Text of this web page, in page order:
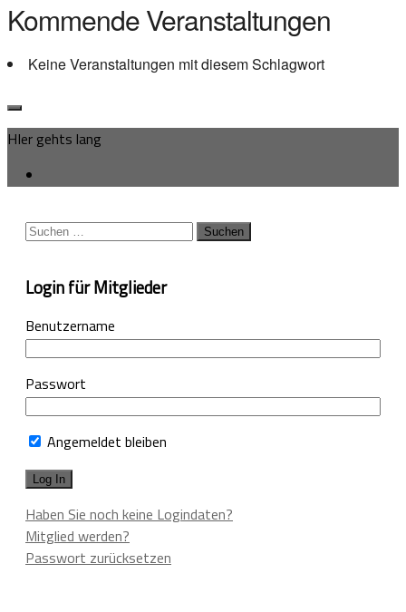
Kommende Veranstaltungen
Keine Veranstaltungen mit diesem Schlagwort
HIer gehts lang
Suchen
Login für Mitglieder
Benutzername
Passwort
Angemeldet bleiben
Haben Sie noch keine Logindaten?
Mitglied werden?
Passwort zurücksetzen